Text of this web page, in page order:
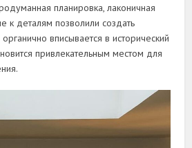
планировка, лаконичная
к деталям позволили создать
вписывается в исторический
привлекательным местом для